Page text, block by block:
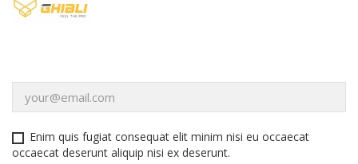
Enim quis fugiat consequat elit minim nisi eu occaecat
occaecat deserunt aliquip nisi ex deserunt.